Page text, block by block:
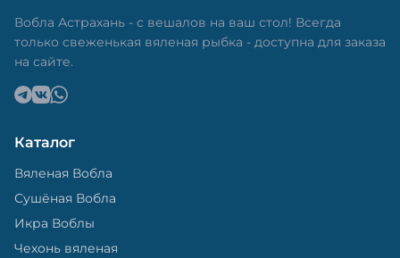
Вобла Астрахань - с вешалов на ваш стол! Всегда
только свеженькая вяленая рыбка - доступна для заказа
на сайте.
Каталог
Вяленая Вобла
Сушёная Вобла
Икра Воблы
Чехонь вяленая